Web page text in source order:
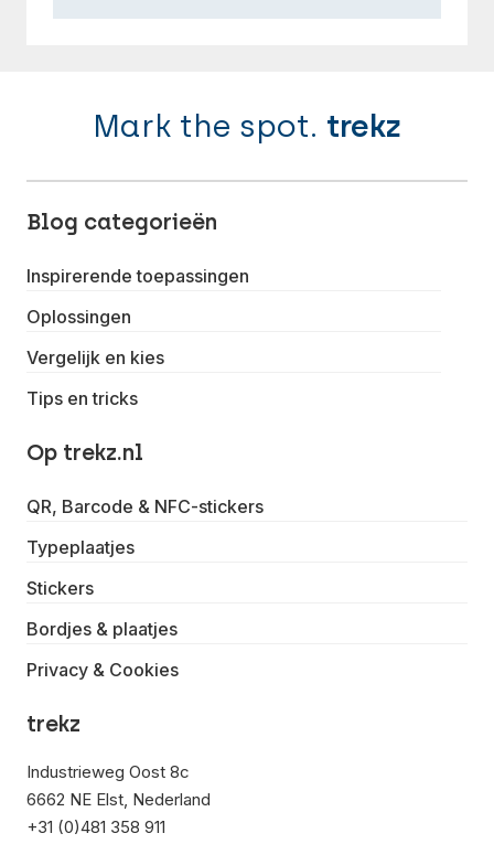
Mark the spot. trekz
Blog categorieën
Inspirerende toepassingen
Oplossingen
Vergelijk en kies
Tips en tricks
Op trekz.nl
QR, Barcode & NFC-stickers
Typeplaatjes
Stickers
Bordjes & plaatjes
Privacy & Cookies
trekz
Industrieweg Oost 8c
6662 NE Elst, Nederland
+31 (0)481 358 911